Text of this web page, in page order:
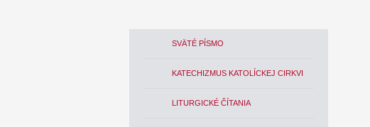
SVÄTÉ PÍSMO
KATECHIZMUS KATOLÍCKEJ CIRKVI
LITURGICKÉ ČÍTANIA